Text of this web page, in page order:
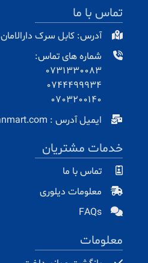
تماس با ما
آدرس: کابل سرک دارالامان
شماره های تماس:
0731330083
0744499934
0703200140
ایمیل آدرس : info@baranmart.com
خدمات مشتریان
تماس با ما
معلومات دیلوری
FAQs
معلومات